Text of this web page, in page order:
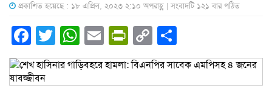
প্রকাশিত হয়েছে : ১৮ এপ্রিল, ২০২৩ ২:১০ অপরাহ্ণ | সংবাদটি ১২১ বার পঠিত
Facebook
Twitter
WhatsApp
EmailPrintFriendly
Copy
Link